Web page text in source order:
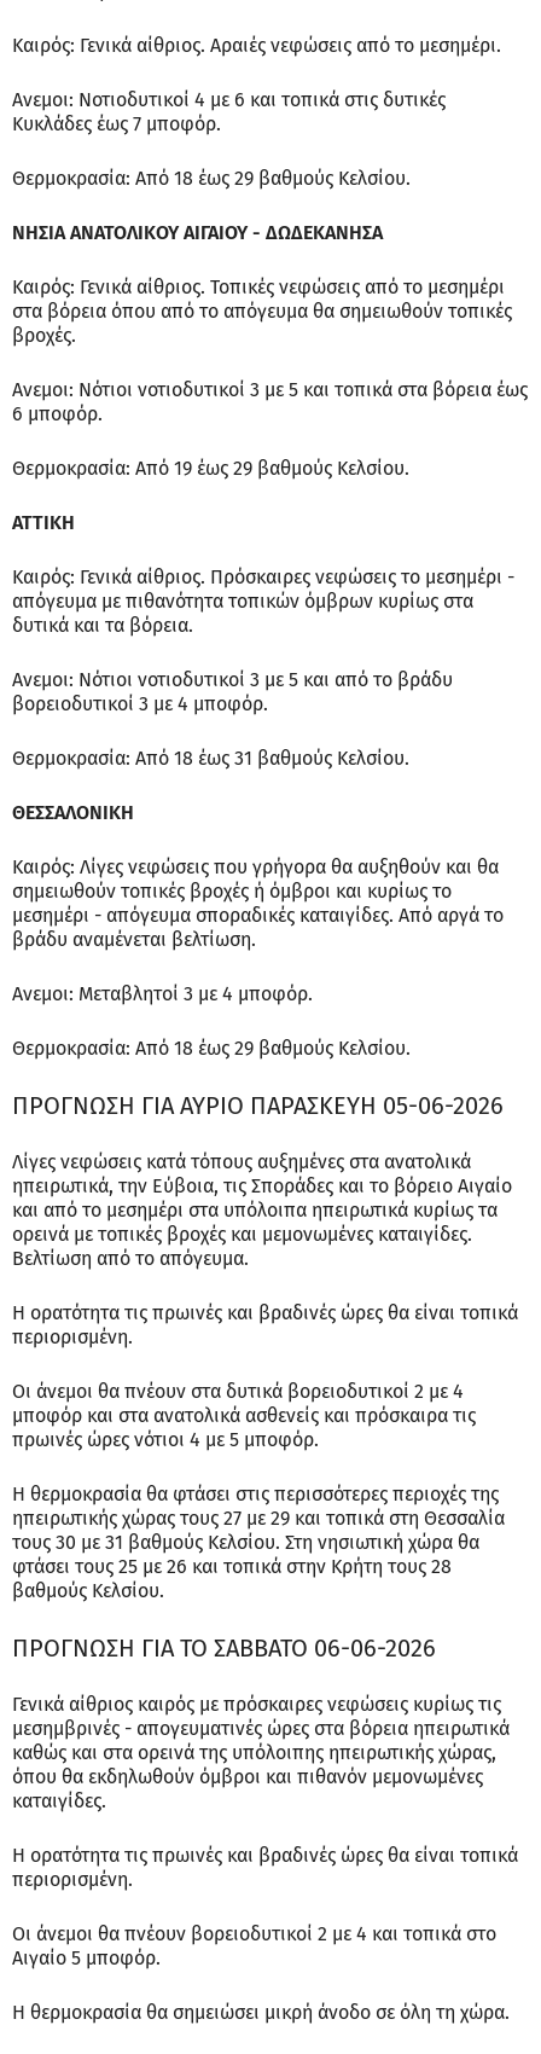
Καιρός: Γενικά αίθριος. Αραιές νεφώσεις από το μεσημέρι.
Ανεμοι: Νοτιοδυτικοί 4 με 6 και τοπικά στις δυτικές
Κυκλάδες έως 7 μποφόρ.
Θερμοκρασία: Από 18 έως 29 βαθμούς Κελσίου.
ΝΗΣΙΑ ΑΝΑΤΟΛΙΚΟΥ ΑΙΓΑΙΟΥ - ΔΩΔΕΚΑΝΗΣΑ
Καιρός: Γενικά αίθριος. Τοπικές νεφώσεις από το μεσημέρι
στα βόρεια όπου από το απόγευμα θα σημειωθούν τοπικές
βροχές.
Ανεμοι: Νότιοι νοτιοδυτικοί 3 με 5 και τοπικά στα βόρεια έως
6 μποφόρ.
Θερμοκρασία: Από 19 έως 29 βαθμούς Κελσίου.
ΑΤΤΙΚΗ
Καιρός: Γενικά αίθριος. Πρόσκαιρες νεφώσεις το μεσημέρι -
απόγευμα με πιθανότητα τοπικών όμβρων κυρίως στα
δυτικά και τα βόρεια.
Ανεμοι: Νότιοι νοτιοδυτικοί 3 με 5 και από το βράδυ
βορειοδυτικοί 3 με 4 μποφόρ.
Θερμοκρασία: Από 18 έως 31 βαθμούς Κελσίου.
ΘΕΣΣΑΛΟΝΙΚΗ
Καιρός: Λίγες νεφώσεις που γρήγορα θα αυξηθούν και θα
σημειωθούν τοπικές βροχές ή όμβροι και κυρίως το
μεσημέρι - απόγευμα σποραδικές καταιγίδες. Από αργά το
βράδυ αναμένεται βελτίωση.
Ανεμοι: Μεταβλητοί 3 με 4 μποφόρ.
Θερμοκρασία: Από 18 έως 29 βαθμούς Κελσίου.
ΠΡΟΓΝΩΣΗ ΓΙΑ ΑΥΡΙΟ ΠΑΡΑΣΚΕΥΗ 05-06-2026
Λίγες νεφώσεις κατά τόπους αυξημένες στα ανατολικά
ηπειρωτικά, την Εύβοια, τις Σποράδες και το βόρειο Αιγαίο
και από το μεσημέρι στα υπόλοιπα ηπειρωτικά κυρίως τα
ορεινά με τοπικές βροχές και μεμονωμένες καταιγίδες.
Βελτίωση από το απόγευμα.
Η ορατότητα τις πρωινές και βραδινές ώρες θα είναι τοπικά
περιορισμένη.
Οι άνεμοι θα πνέουν στα δυτικά βορειοδυτικοί 2 με 4
μποφόρ και στα ανατολικά ασθενείς και πρόσκαιρα τις
πρωινές ώρες νότιοι 4 με 5 μποφόρ.
Η θερμοκρασία θα φτάσει στις περισσότερες περιοχές της
ηπειρωτικής χώρας τους 27 με 29 και τοπικά στη Θεσσαλία
τους 30 με 31 βαθμούς Κελσίου. Στη νησιωτική χώρα θα
φτάσει τους 25 με 26 και τοπικά στην Κρήτη τους 28
βαθμούς Κελσίου.
ΠΡΟΓΝΩΣΗ ΓΙΑ ΤΟ ΣΑΒΒΑΤΟ 06-06-2026
Γενικά αίθριος καιρός με πρόσκαιρες νεφώσεις κυρίως τις
μεσημβρινές - απογευματινές ώρες στα βόρεια ηπειρωτικά
καθώς και στα ορεινά της υπόλοιπης ηπειρωτικής χώρας,
όπου θα εκδηλωθούν όμβροι και πιθανόν μεμονωμένες
καταιγίδες.
Η ορατότητα τις πρωινές και βραδινές ώρες θα είναι τοπικά
περιορισμένη.
Οι άνεμοι θα πνέουν βορειοδυτικοί 2 με 4 και τοπικά στο
Αιγαίο 5 μποφόρ.
Η θερμοκρασία θα σημειώσει μικρή άνοδο σε όλη τη χώρα.